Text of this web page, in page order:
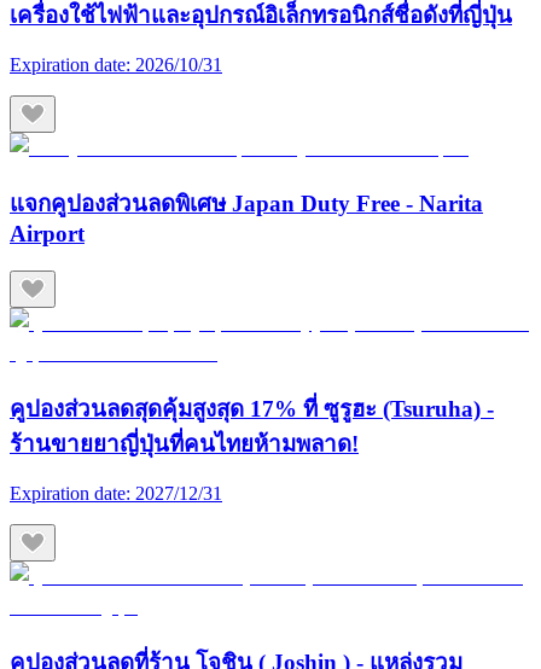
เครื่องใช้ไฟฟ้าและอุปกรณ์อิเล็กทรอนิกส์ชื่อดังที่ญี่ปุ่น
Expiration date: 2026/10/31
แจกคูปองส่วนลดพิเศษ Japan Duty Free - Narita
Airport
คูปองส่วนลดสุดคุ้มสูงสุด 17% ที่ ซูรูฮะ (Tsuruha) -
ร้านขายยาญี่ปุ่นที่คนไทยห้ามพลาด!
Expiration date: 2027/12/31
คูปองส่วนลดที่ร้าน โจชิน ( Joshin ) - แหล่งรวม